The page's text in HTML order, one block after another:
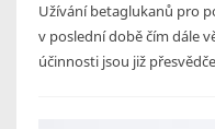
Užívání betaglukanů pro
v poslední době čím dále
účinnosti jsou již